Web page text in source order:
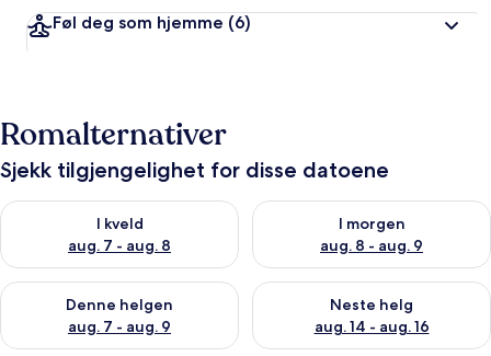
Føl deg som hjemme (6)
Romalternativer
Sjekk tilgjengelighet for disse datoene
I kveld
aug. 7 - aug. 8
Sjekk tilgjengelighet for i kveld, aug. 7 - aug. 8
I morgen
aug. 8 - aug. 9
Sjekk tilgjengelighet for i
Denne helgen
aug. 7 - aug. 9
Sjekk tilgjengelighet for denne helgen, aug. 7 - aug. 9
Neste helg
aug. 14 - aug. 16
Sjekk tilgjengelighet for neste